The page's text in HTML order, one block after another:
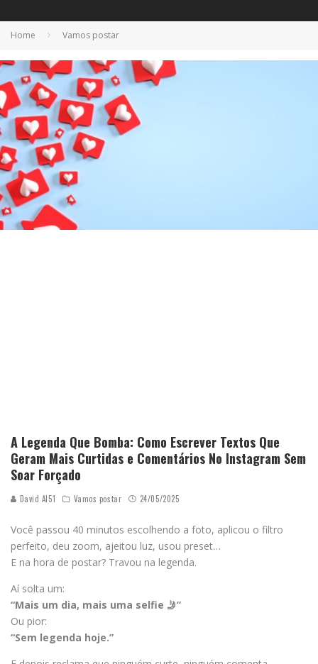
Home Vamos postar
A Legenda Que Bomba: Como Escrever Textos Que
Geram Mais Curtidas e Comentários No Instagram Sem
Soar Forçado
David AI51 Vamos postar 24/05/2025
Você passou 40 minutos escolhendo a foto, aplicou o filtro
perfeito, deu zoom, ajeitou luz, usou preset…
E na hora de postar? Travou na legenda.
Aí solta um:
“Mais um dia, mais uma selfie 🤳”
Ou pior:
“Sem legenda hoje.”